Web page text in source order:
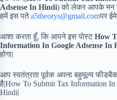
Adsense In Hindi) को लेकर आपके मन
हमें इस पतेa5theorys@gmail.comपर
आशा करता हूँ, कि आपने इस पोस्टHow
Information In Google Adsense In
होगा|
आप स्वतंत्रता पूर्वक अपना बहुमूल्य
है|How To Submit Tax Information In
Hindi|